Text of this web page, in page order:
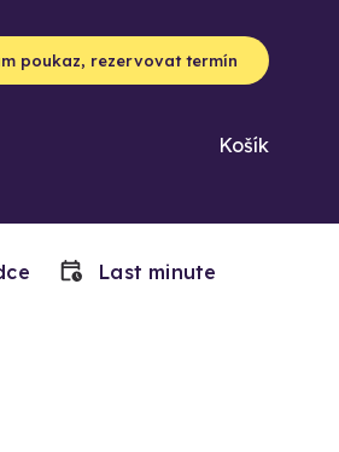
poukaz, rezervovat termín
Košík
Last minute